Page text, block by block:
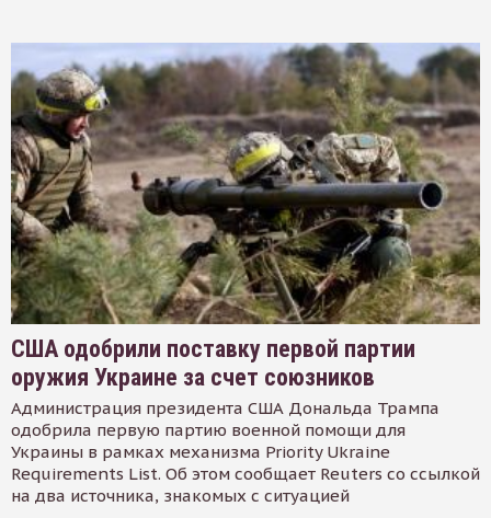
США одобрили поставку первой партии
оружия Украине за счет союзников
Администрация президента США Дональда Трампа
одобрила первую партию военной помощи для
Украины в рамках механизма Priority Ukraine
Requirements List. Об этом сообщает Reuters со ссылкой
на два источника, знакомых с ситуацией